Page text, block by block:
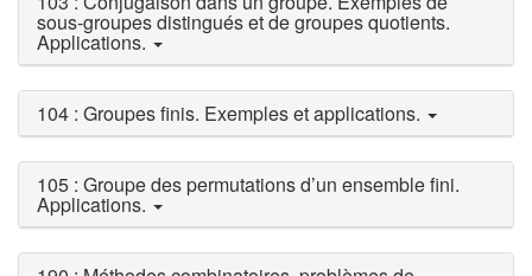
sous-groupes distingués et de groupes quotients.
Applications.
104 : Groupes finis. Exemples et applications.
105 : Groupe des permutations d’un ensemble fini.
Applications.